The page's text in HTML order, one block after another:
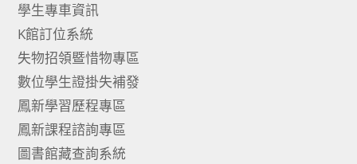
學生專車資訊
K館訂位系統
失物招領暨惜物專區
數位學生證掛失補發
鳳新學習歷程專區
鳳新課程諮詢專區
圖書館藏查詢系統